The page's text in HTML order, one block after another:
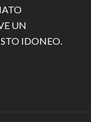
UN
IDONEO.